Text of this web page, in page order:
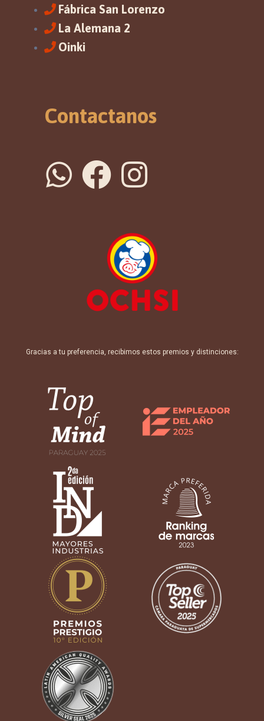
Fábrica San Lorenzo
La Alemana 2
Oinki
Contactanos
Gracias a tu preferencia, recibimos estos premios y distinciones: